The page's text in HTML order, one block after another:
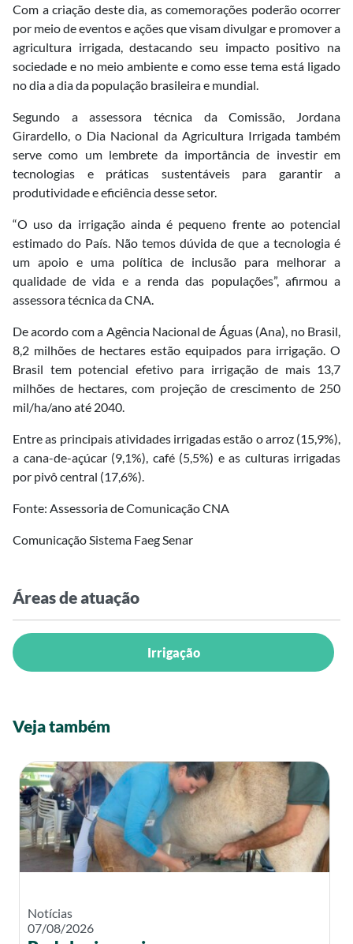
Com a criação deste dia, as comemorações poderão ocorrer
por meio de eventos e ações que visam divulgar e promover a
agricultura irrigada, destacando seu impacto positivo na
sociedade e no meio ambiente e como esse tema está ligado
no dia a dia da população brasileira e mundial.
Segundo a assessora técnica da Comissão, Jordana
Girardello, o Dia Nacional da Agricultura Irrigada também
serve como um lembrete da importância de investir em
tecnologias e práticas sustentáveis para garantir a
produtividade e eficiência desse setor.
“O uso da irrigação ainda é pequeno frente ao potencial
estimado do País. Não temos dúvida de que a tecnologia é
um apoio e uma política de inclusão para melhorar a
qualidade de vida e a renda das populações”, afirmou a
assessora técnica da CNA.
De acordo com a Agência Nacional de Águas (Ana), no Brasil,
8,2 milhões de hectares estão equipados para irrigação. O
Brasil tem potencial efetivo para irrigação de mais 13,7
milhões de hectares, com projeção de crescimento de 250
mil/ha/ano até 2040.
Entre as principais atividades irrigadas estão o arroz (15,9%),
a cana-de-açúcar (9,1%), café (5,5%) e as culturas irrigadas
por pivô central (17,6%).
Fonte: Assessoria de Comunicação CNA
Comunicação Sistema Faeg Senar
Áreas de atuação
Irrigação
Veja também
Notícias
07/08/2026